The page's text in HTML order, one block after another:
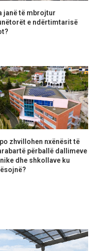
janë të mbrojtur
e ndërtimtarisë
zhvillohen nxënësit të
përballë dallimeve
dhe shkollave ku